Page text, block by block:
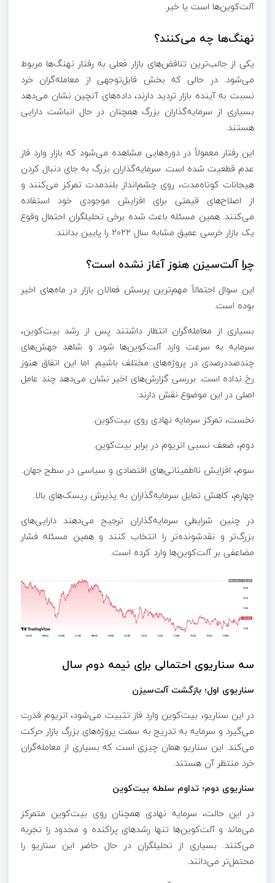
آلت‌کوین‌ها است یا خیر.
نهنگ‌ها چه می‌کنند؟
یکی از جالب‌ترین تناقض‌های بازار فعلی به رفتار نهنگ‌ها مربوط
می‌شود. در حالی که بخش قابل‌توجهی از معامله‌گران خرد
نسبت به آینده بازار تردید دارند، داده‌های آنچین نشان می‌دهد
بسیاری از سرمایه‌گذاران بزرگ همچنان در حال انباشت دارایی
هستند.
این رفتار معمولاً در دوره‌هایی مشاهده می‌شود که بازار وارد فاز
عدم قطعیت شده است. سرمایه‌گذاران بزرگ به جای دنبال کردن
هیجانات کوتاه‌مدت، روی چشم‌انداز بلندمدت تمرکز می‌کنند و
از اصلاح‌های قیمتی برای افزایش موجودی خود استفاده
می‌کنند. همین مسئله باعث شده برخی تحلیلگران احتمال وقوع
یک بازار خرسی عمیق مشابه سال ۲۰۲۲ را پایین بدانند.
چرا آلت‌سیزن هنوز آغاز نشده است؟
این سوال احتمالاً مهم‌ترین پرسش فعالان بازار در ماه‌های اخیر
بوده است.
بسیاری از معامله‌گران انتظار داشتند پس از رشد بیت‌کوین،
سرمایه به سرعت وارد آلت‌کوین‌ها شود و شاهد جهش‌های
چندصددرصدی در پروژه‌های مختلف باشیم. اما این اتفاق هنوز
رخ نداده است. بررسی گزارش‌های اخیر نشان می‌دهد چند عامل
اصلی در این موضوع نقش دارند:
نخست، تمرکز سرمایه نهادی روی بیت‌کوین.
دوم، ضعف نسبی اتریوم در برابر بیت‌کوین.
سوم، افزایش نااطمینانی‌های اقتصادی و سیاسی در سطح جهان.
چهارم، کاهش تمایل سرمایه‌گذاران به پذیرش ریسک‌های بالا.
در چنین شرایطی سرمایه‌گذاران ترجیح می‌دهند دارایی‌های
بزرگ‌تر و نقدشونده‌تر را انتخاب کنند و همین مسئله فشار
مضاعفی بر آلت‌کوین‌ها وارد کرده است.
سه سناریوی احتمالی برای نیمه دوم سال
سناریوی اول؛ بازگشت آلت‌سیزن
در این سناریو، بیت‌کوین وارد فاز تثبیت می‌شود، اتریوم قدرت
می‌گیرد و سرمایه به تدریج به سمت پروژه‌های بزرگ بازار حرکت
می‌کند. این سناریو همان چیزی است که بسیاری از معامله‌گران
خرد منتظر آن هستند.
سناریوی دوم؛ تداوم سلطه بیت‌کوین
در این حالت، سرمایه نهادی همچنان روی بیت‌کوین متمرکز
می‌ماند و آلت‌کوین‌ها تنها رشدهای پراکنده و محدود را تجربه
می‌کنند. بسیاری از تحلیلگران در حال حاضر این سناریو را
محتمل‌تر می‌دانند.